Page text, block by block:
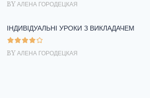
BY АЛЕНА ГОРОДЕЦКАЯ
ІНДИВІДУАЛЬНІ УРОКИ З ВИКЛАДАЧЕМ
BY АЛЕНА ГОРОДЕЦКАЯ